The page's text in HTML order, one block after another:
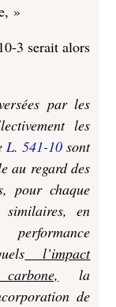
»
3 serait alors
par les
les
L. 541-10sont
au regard des
pour chaque
en
l’impact
la
de